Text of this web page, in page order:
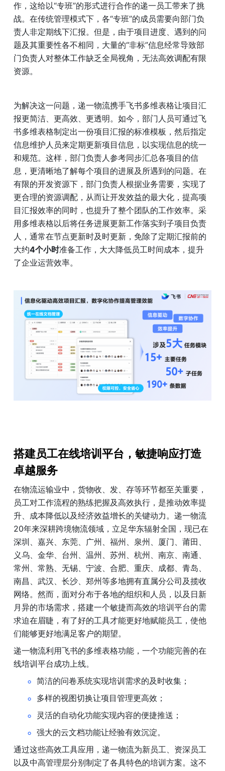
作，这给以“专班”的形式进行合作的递一员工带来了挑
战。在传统管理模式下，各“专班”的成员需要向部门负
责人非定期线下汇报。但是，由于项目进度、遇到的问
题及其重要性各不相同，大量的“非标”信息经常导致部
门负责人对整体工作缺乏全局视角，无法高效调配有限
资源。
为解决这一问题，递一物流携手飞书多维表格让项目汇
报更简洁、更高效、更透明。如今，部门人员可通过飞
书多维表格制定出一份项目汇报的标准模板，然后指定
信息维护人员来定期更新项目信息，以实现信息的统一
和规范。这样，部门负责人参考同步汇总各项目的信
息，更清晰地了解每个项目的进展及所遇到的问题。在
有限的开发资源下，部门负责人根据业务需要，实现了
更合理的资源调配，从而让开发效益的最大化，提高项
目汇报效率的同时，也提升了整个团队的工作效率。采
用多维表格以后将任务进展更新工作落实到子项目负责
人，通常在节点更新时及时更新，免除了定期汇报前的
大约4个小时准备工作，大大降低员工时间成本，提升
了企业运营效率。
搭建员工在线培训平台，敏捷响应打造
卓越服务
在物流运输业中，货物收、发、存等环节都至关重要，
员工对工作流程的熟练把握及高效执行，是推动效率提
升、成本降低以及经济效益增长的关键动力。递一物流
20年来深耕跨境物流领域，立足华东辐射全国，现已在
深圳、嘉兴、东莞、广州、福州、泉州、厦门、莆田、
义乌、金华、台州、温州、苏州、杭州、南京、南通、
常州、常熟、无锡、宁波、合肥、重庆、成都、青岛、
南昌、武汉、长沙、郑州等多地拥有直属分公司及揽收
网络。然而，面对分布于各地的组织和人员，以及日新
月异的市场需求，搭建一个敏捷而高效的培训平台的需
求迫在眉睫，有了好的工具才能更好地赋能员工，使他
们能够更好地满足客户的期望。
递一物流利用飞书的多维表格功能，一个功能完善的在
线培训平台成功上线。
简洁的问卷系统实现培训需求的及时收集；
多样的视图切换让项目管理更高效；
灵活的自动化功能实现内容的便捷推送；
强大的云文档功能让经验有效沉淀。
通过这些高效工具应用，递一物流为新员工、资深员工
以及中高管理层分别制定了各具特色的培训方案。这不